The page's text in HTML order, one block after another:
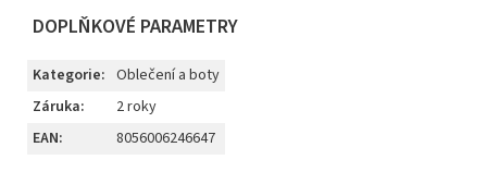
DOPLŇKOVÉ PARAMETRY
Kategorie: Oblečení a boty
Záruka:
2 roky
EAN: 8056006246647